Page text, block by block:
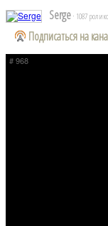
Serge · 1087
Подписаться на
# 968